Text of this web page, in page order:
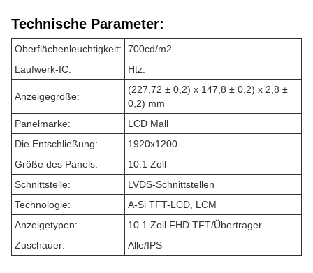
Technische Parameter:
Oberflächenleuchtigkeit:
700cd/m2
Laufwerk-IC:
Htz.
Anzeigegröße:
(227,72 ± 0,2) x 147,8 ± 0,2) x 2,8 ±
0,2) mm
Panelmarke:
LCD Mall
Die Entschließung:
1920x1200
Größe des Panels:
10.1 Zoll
Schnittstelle:
LVDS-Schnittstellen
Technologie:
A-Si TFT-LCD, LCM
Anzeigetypen:
10.1 Zoll FHD TFT/Übertrager
Zuschauer:
Alle/IPS